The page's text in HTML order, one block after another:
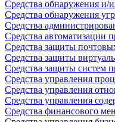
Средства обнаружения и/
Средства обнаружения
Средства
Средства автоматизации
Средства защиты
Средства защиты
Средства защиты систем
Средства управления
Средства управления
Средства управления
Средства финансового